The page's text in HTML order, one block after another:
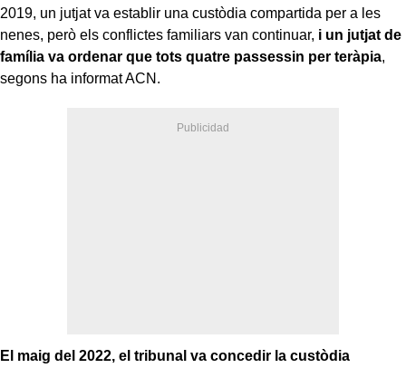
2019, un jutjat va establir una custòdia compartida per a les
nenes, però els conflictes familiars van continuar, i un jutjat de
família va ordenar que tots quatre passessin per teràpia,
segons ha informat ACN.
El maig del 2022, el tribunal va concedir la custòdia